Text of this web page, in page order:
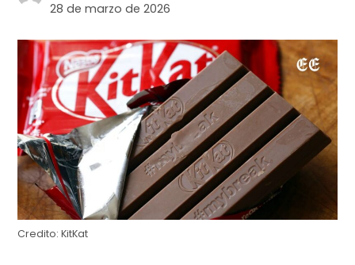
28 de marzo de 2026
Credito: KitKat